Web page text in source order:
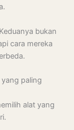
bukan
cara mereka
paling
alat yang